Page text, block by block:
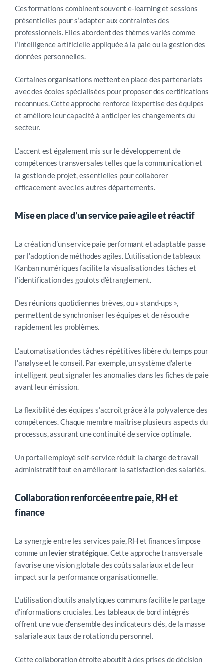
Ces formations combinent souvent e-learning et sessions
présentielles pour s’adapter aux contraintes des
professionnels. Elles abordent des thèmes variés comme
l’intelligence artificielle appliquée à la paie ou la gestion des
données personnelles.
Certaines organisations mettent en place des partenariats
avec des écoles spécialisées pour proposer des certifications
reconnues. Cette approche renforce l’expertise des équipes
et améliore leur capacité à anticiper les changements du
secteur.
L’accent est également mis sur le développement de
compétences transversales telles que la communication et
la gestion de projet, essentielles pour collaborer
efficacement avec les autres départements.
Mise en place d’un service paie agile et réactif
La création d’un service paie performant et adaptable passe
par l’adoption de méthodes agiles. L’utilisation de tableaux
Kanban numériques facilite la visualisation des tâches et
l’identification des goulots d’étranglement.
Des réunions quotidiennes brèves, ou « stand-ups »,
permettent de synchroniser les équipes et de résoudre
rapidement les problèmes.
L’automatisation des tâches répétitives libère du temps pour
l’analyse et le conseil. Par exemple, un système d’alerte
intelligent peut signaler les anomalies dans les fiches de paie
avant leur émission.
La flexibilité des équipes s’accroît grâce à la polyvalence des
compétences. Chaque membre maîtrise plusieurs aspects du
processus, assurant une continuité de service optimale.
Un portail employé self-service réduit la charge de travail
administratif tout en améliorant la satisfaction des salariés.
Collaboration renforcée entre paie, RH et
finance
La synergie entre les services paie, RH et finance s’impose
comme un levier stratégique. Cette approche transversale
favorise une vision globale des coûts salariaux et de leur
impact sur la performance organisationnelle.
L’utilisation d’outils analytiques communs facilite le partage
d’informations cruciales. Les tableaux de bord intégrés
offrent une vue d’ensemble des indicateurs clés, de la masse
salariale aux taux de rotation du personnel.
Cette collaboration étroite aboutit à des prises de décision